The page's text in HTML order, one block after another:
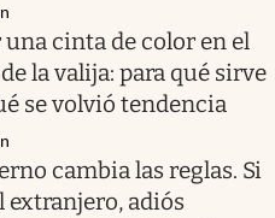
una cinta de color en el
la valija: para qué sirve
se volvió tendencia
cambia las reglas. Si
extranjero, adiós